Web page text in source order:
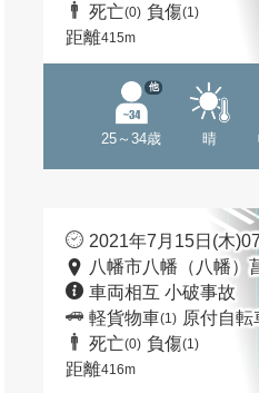
死亡(0) 負傷(1)
距離415m
25～34歳
他
晴
2021年7月15日(木
八幡市八幡（八幡）
車両相互 小破事故
軽貨物車(1) 原付自転
死亡(0) 負傷(1)
距離416m